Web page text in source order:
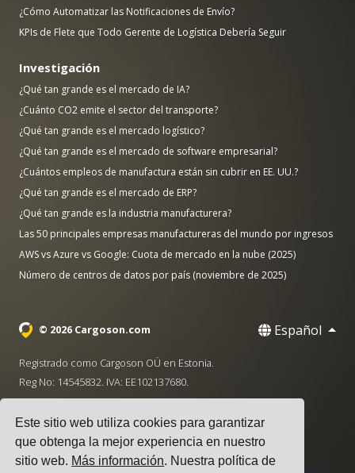
Este sitio web utiliza cookies para garantizar
que obtenga la mejor experiencia en nuestro
sitio web. Más información. Nuestra política de
¿Cómo Automatizar las Notificaciones de Envío?
KPIs de Flete que Todo Gerente de Logística Debería Seguir
Investigación
¿Qué tan grande es el mercado de IA?
¿Cuánto CO2 emite el sector del transporte?
¿Qué tan grande es el mercado logístico?
¿Qué tan grande es el mercado de software empresarial?
¿Cuántos empleos de manufactura están sin cubrir en EE. UU.?
¿Qué tan grande es el mercado de ERP?
¿Qué tan grande es la industria manufacturera?
Las 50 principales empresas manufactureras del mundo por ingresos
AWS vs Azure vs Google: Cuota de mercado en la nube (2025)
Número de centros de datos por país (noviembre de 2025)
© 2026 Cargoson.com Español
Registrado como Cargoson OÜ en Estonia.
Reg No: 14545832. IVA: EE102137680.
· hello@cargoson.com